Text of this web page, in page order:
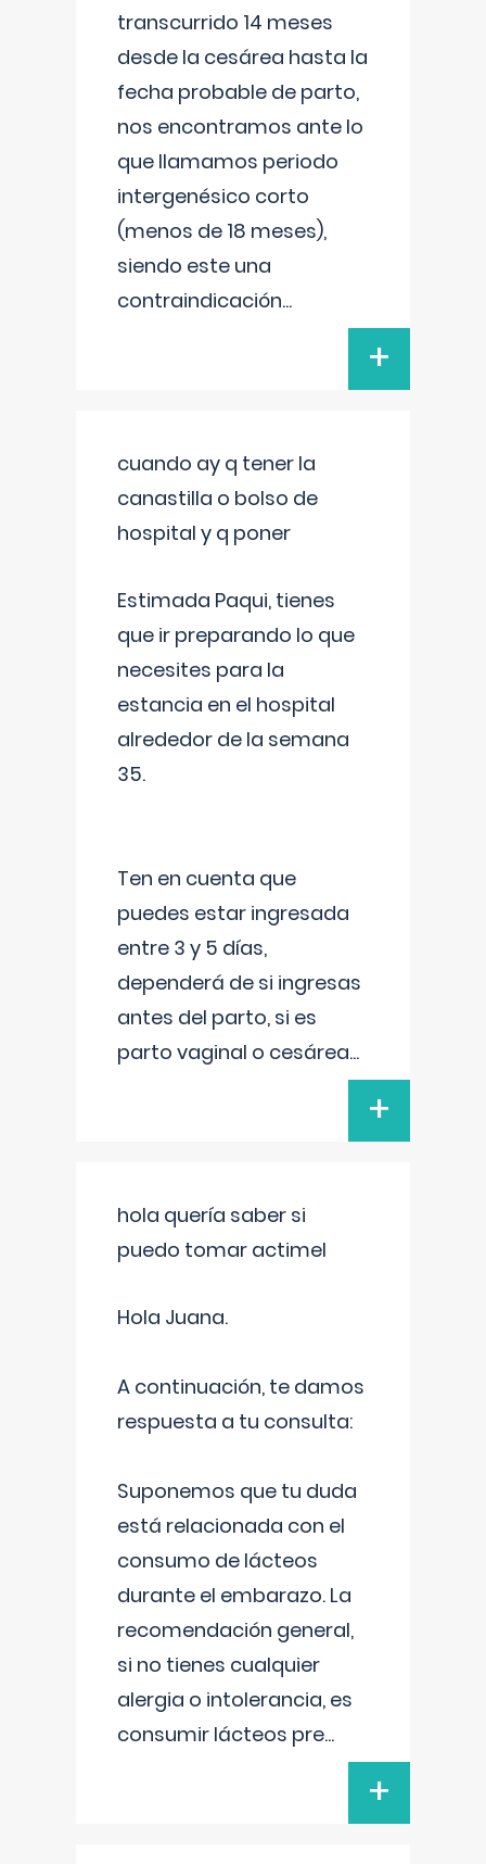
transcurrido 14 meses
desde la cesárea hasta la
fecha probable de parto,
nos encontramos ante lo
que llamamos periodo
intergenésico corto
(menos de 18 meses),
siendo este una
contraindicación...
+
cuando ay q tener la
canastilla o bolso de
hospital y q poner
Estimada Paqui, tienes
que ir preparando lo que
necesites para la
estancia en el hospital
alrededor de la semana
35.
Ten en cuenta que
puedes estar ingresada
entre 3 y 5 días,
dependerá de si ingresas
antes del parto, si es
parto vaginal o cesárea...
+
hola quería saber si
puedo tomar actimel
Hola Juana.
A continuación, te damos
respuesta a tu consulta:
Suponemos que tu duda
está relacionada con el
consumo de lácteos
durante el embarazo. La
recomendación general,
si no tienes cualquier
alergia o intolerancia, es
consumir lácteos pre...
+